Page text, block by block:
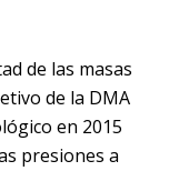
de las masas
de la DMA
en 2015
presiones a